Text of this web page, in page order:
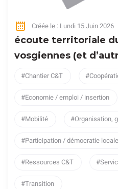
Créée le : Lundi 15 Juin 2026
écoute territoriale
vosgiennes (et
Chantier C&T
Economie / emploi / insertion
Mobilité Organisation,
Participation / démocratie locale
Ressources C&T
Transition